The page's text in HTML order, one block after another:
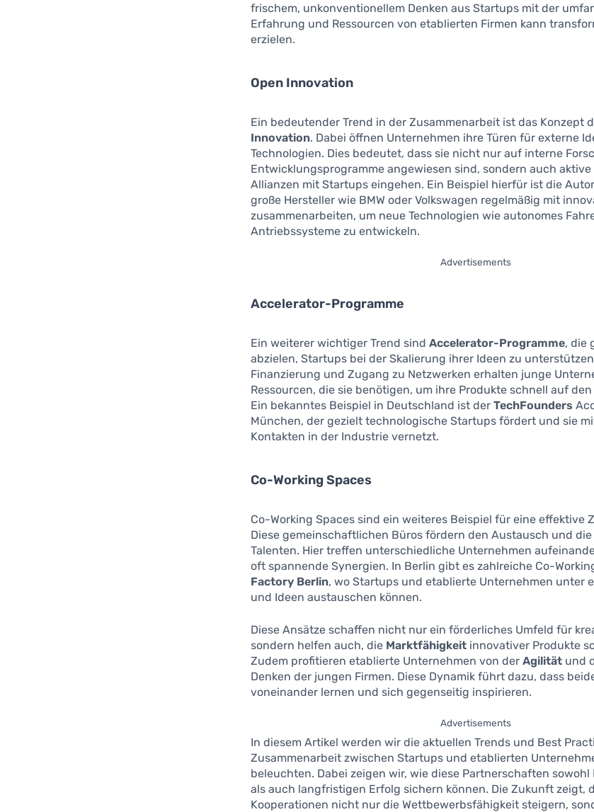
frischem, unkonventionellem Denken aus Startups mit der
Erfahrung und Ressourcen von etablierten Firmen kann
erzielen.
Open Innovation
Ein bedeutender Trend in der Zusammenarbeit ist das Konzept
Innovation. Dabei öffnen Unternehmen ihre Türen für externe
Technologien. Dies bedeutet, dass sie nicht nur auf interne
Entwicklungsprogramme angewiesen sind, sondern auch
Allianzen mit Startups eingehen. Ein Beispiel hierfür ist die
große Hersteller wie BMW oder Volkswagen regelmäßig mit
zusammenarbeiten, um neue Technologien wie autonomes
Antriebssysteme zu entwickeln.
Advertisements
Accelerator-Programme
Ein weiterer wichtiger Trend sindAccelerator-Programme, die
abzielen, Startups bei der Skalierung ihrer Ideen zu
Finanzierung und Zugang zu Netzwerken erhalten junge
Ressourcen, die sie benötigen, um ihre Produkte schnell auf
Ein bekanntes Beispiel in Deutschland ist derTechFounders
München, der gezielt technologische Startups fördert und sie
Kontakten in der Industrie vernetzt.
Co-Working Spaces
Co-Working Spaces sind ein weiteres Beispiel für eine effektive
Diese gemeinschaftlichen Büros fördern den Austausch und
Talenten. Hier treffen unterschiedliche Unternehmen
oft spannende Synergien. In Berlin gibt es zahlreiche Co-
Factory Berlin, wo Startups und etablierte Unternehmen unter
und Ideen austauschen können.
Diese Ansätze schaffen nicht nur ein förderliches Umfeld für
sondern helfen auch, die Marktfähigkeit innovativer Produkte
Zudem profitieren etablierte Unternehmen von derAgilität und
Denken der jungen Firmen. Diese Dynamik führt dazu, dass
voneinander lernen und sich gegenseitig inspirieren.
Advertisements
In diesem Artikel werden wir die aktuellen Trends und Best
Zusammenarbeit zwischen Startups und etablierten
beleuchten. Dabei zeigen wir, wie diese Partnerschaften
als auch langfristigen Erfolg sichern können. Die Zukunft zeigt,
Kooperationen nicht nur die Wettbewerbsfähigkeit steigern,